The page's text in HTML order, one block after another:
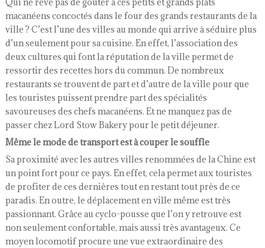
macanéens concoctés dans le four des grands restaurants de la
ville ? C’est l’une des villes au monde qui arrive à séduire plus
d’un seulement pour sa cuisine. En effet, l’association des
deux cultures qui font la réputation de la ville permet de
ressortir des recettes hors du commun. De nombreux
restaurants se trouvent de part et d’autre de la ville pour que
les touristes puissent prendre part des spécialités
savoureuses des chefs macanéens. Et ne manquez pas de
passer chez Lord Stow Bakery pour le petit déjeuner.
Même le mode de transport est à couper le souffle
Sa proximité avec les autres villes renommées de la Chine est
un point fort pour ce pays. En effet, cela permet aux touristes
de profiter de ces dernières tout en restant tout près de ce
paradis. En outre, le déplacement en ville même est très
passionnant. Grâce au cyclo-pousse que l’on y retrouve est
non seulement confortable, mais aussi très avantageux. Ce
moyen locomotif procure une vue extraordinaire des